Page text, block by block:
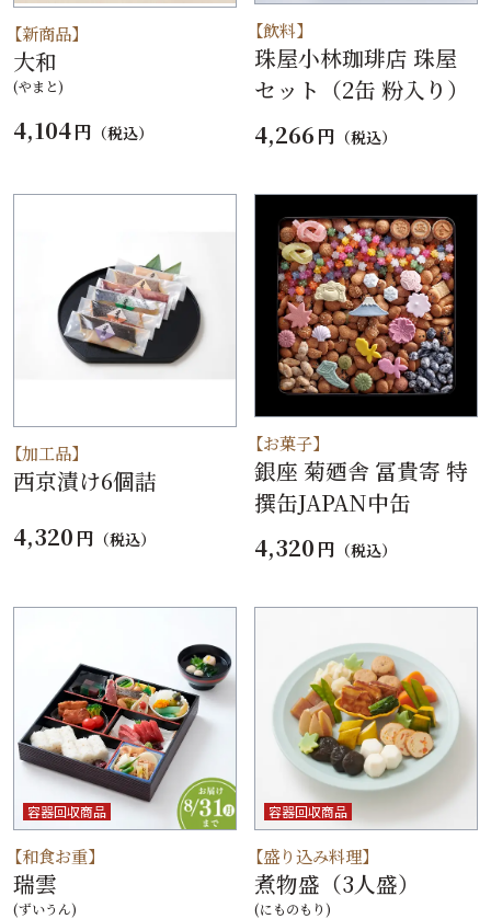
【新商品】
大和
(やまと)
4,104円 （税込）
【飲料】
珠屋小林珈琲店 珠屋
セット（2缶 粉入り）
4,266 円 （税込）
【加工品】
西京漬け6個詰
4,320 円 （税込）
【お菓子】
銀座 菊廼舎 冨貴寄 特
撰缶JAPAN中缶
4,320 円 （税込）
容器回収商品
【和食お重】
瑞雲
(ずいうん)
容器回収商品
【盛り込み料理】
煮物盛（3人盛）
(にものもり)